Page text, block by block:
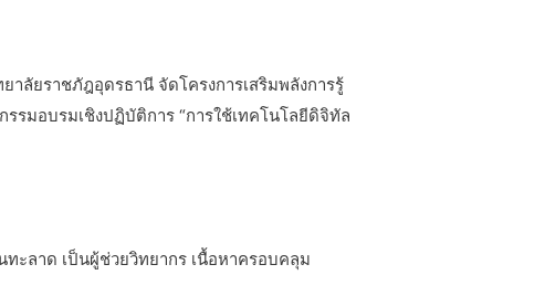
ลัยราชภัฎอุดรธานี จัดโครงการเสริมพลังการรู้
รมอบรมเชิงปฏิบัติการ “การใช้เทคโนโลยีดิจิทัล
ทะลาด เป็นผู้ช่วยวิทยากร เนื้อหาครอบคลุม